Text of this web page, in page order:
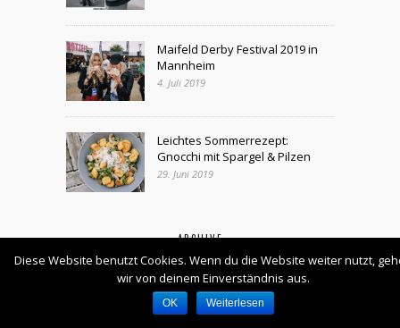
Maifeld Derby Festival 2019 in
Mannheim
4. Juli 2019
Leichtes Sommerrezept:
Gnocchi mit Spargel & Pilzen
29. Juni 2019
ARCHIVE
Diese Website benutzt Cookies. Wenn du die Website weiter nutzt,
wir von deinem Einverständnis aus.
OK Weiterlesen